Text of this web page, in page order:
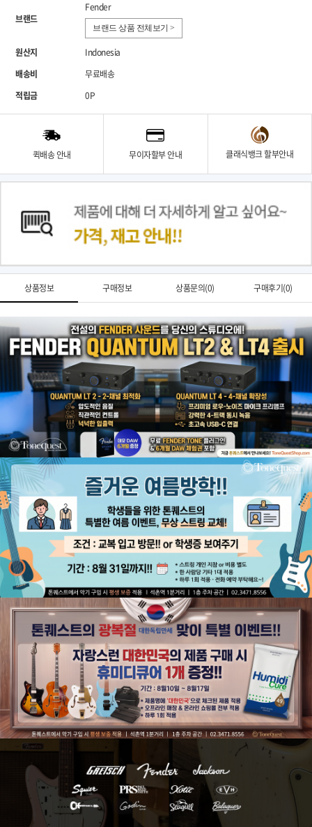
브랜드
Fender
브랜드 상품 전체보기 >
원산지
Indonesia
배송비
무료배송
적립금
0P
퀵배송 안내 무이자할부 안내 클래식뱅크 할부안내
상품정보 구매정보 상품문의(0) 구매후기(0)